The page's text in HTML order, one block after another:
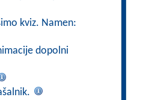
kviz. Namen:
dopolni